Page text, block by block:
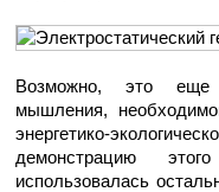
Возможно, это еще
мышления,
энергетико-
демонстрацию
использовалась